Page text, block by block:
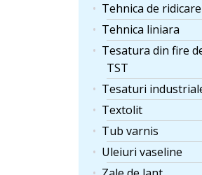
Tehnica de ridicare
Tehnica liniara
Tesatura din fire
TST
Tesaturi
Textolit
Tub varnis
Uleiuri vaseline